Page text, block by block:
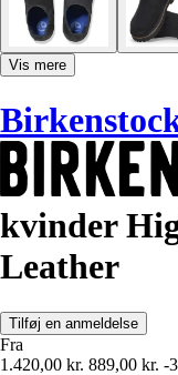
Vis mere
kvinder
Leather
Tilføj en anmeldelse
Fra
1.420,00 kr. 889,00 kr. -